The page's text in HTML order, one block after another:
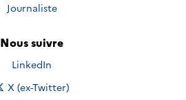
Journaliste
Nous suivre
Nous suivre sur
LinkedIn
Nous suivre sur
X (ex-Twitter)